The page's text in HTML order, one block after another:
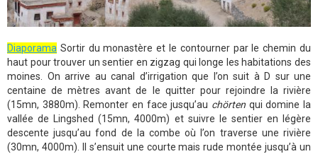
Diaporama Sortir du monastère et le contourner par le chemin du
haut pour trouver un sentier en zigzag qui longe les habitations des
moines. On arrive au canal d’irrigation que l’on suit à D sur une
centaine de mètres avant de le quitter pour rejoindre la rivière
(15mn, 3880m). Remonter en face jusqu’au chörten qui domine la
vallée de Lingshed (15mn, 4000m) et suivre le sentier en légère
descente jusqu’au fond de la combe où l’on traverse une rivière
(30mn, 4000m). Il s’ensuit une courte mais rude montée jusqu’à un